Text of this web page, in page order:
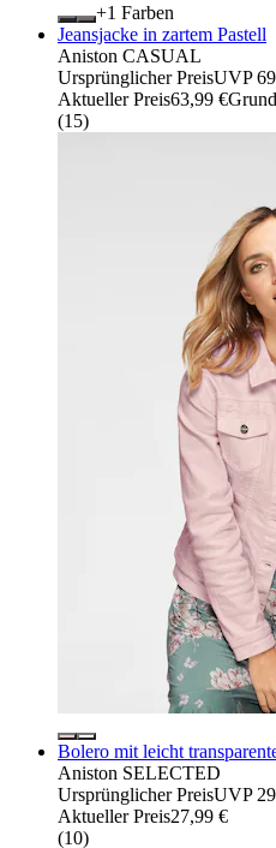
+
Farben
Jeansjacke in zartem Pastell
Aniston CASUAL
Ursprünglicher PreisUVP
Aktueller Preis63,99 €
(15)
Bolero mit leicht
Aniston SELECTED
Ursprünglicher PreisUVP
Aktueller Preis27,99 €
(10)